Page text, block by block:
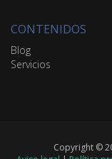
CONTENIDOS
Blog
Servicios
Copyright ©